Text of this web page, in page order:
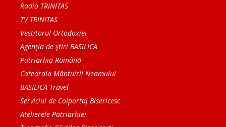
Radio TRINITAS
TV TRINITAS
Vestitorul Ortodoxiei
Agenţia de ştiri BASILICA
Patriarhia Română
Catedrala Mântuirii Neamului
BASILICA Travel
Serviciul de Colportaj Bisericesc
Atelierele Patriarhiei